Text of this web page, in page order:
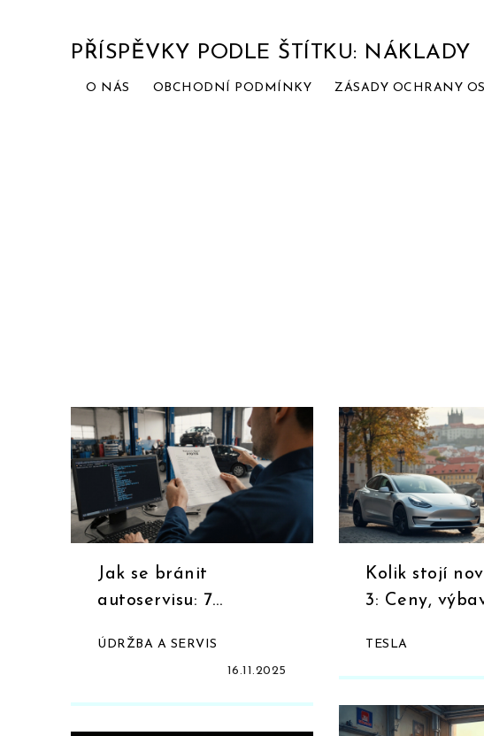
PŘÍSPĚVKY PODLE ŠTÍTKU: NÁKLADY
O NÁS OBCHODNÍ PODMÍNKY ZÁSADY OCHRANY
Jak se bránit
autoservisu: 7
které vás ušetří
ÚDRŽBA A SERVIS
16.11.2025
Kolik stojí
3: Ceny,
TESLA